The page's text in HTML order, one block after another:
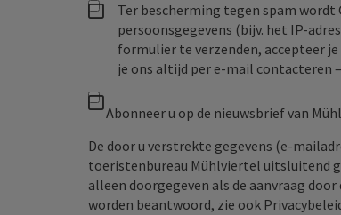
Ter bescherming tegen spam wordt
persoonsgegevens (bijv. het IP-
formulier te verzenden, accepteer
je ons altijd per e‑mail contacteren
Abonneer u op de nieuwsbrief van
De door u verstrekte gegevens (e-
toeristenbureau Mühlviertel uitsluitend
alleen doorgegeven als de aanvraag
worden beantwoord, zie ook